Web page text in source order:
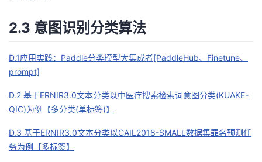
2.3 意图识别分类算法
D.1应用实践：Paddle分类模型大集成者[PaddleHub、Finetune、
prompt]
D.2 基于ERNIR3.0文本分类以中医疗搜索检索词意图分类(KUAKE-
QIC)为例【多分类(单标签)】
D.3 基于ERNIR3.0文本分类以CAIL2018-SMALL数据集罪名预测任
务为例【多标签】